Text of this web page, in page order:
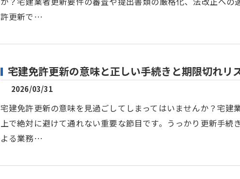
許更新で…
宅建免許更新の意味と正しい手続きと期限切れリ
2026/03/31
宅建免許更新の意味を見過ごしてしまってはいませんか？宅建
上で絶対に避けて通れない重要な節目です。うっかり更新手続
よる業務…